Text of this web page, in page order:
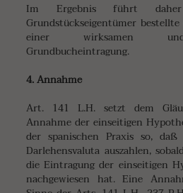
Im Ergebnis führt
Grundstückseigentümer
einer wirksamen und
Grundbucheintragung.
4. Annahme
Art. 141 L.H. setzt dem
Annahme der einseitigen
der spanischen Praxis so, daß
Darlehensvaluta auszahlen,
die Eintragung der einseitigen
nachgewiesen hat. Eine